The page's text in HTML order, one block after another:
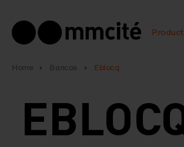
Home Bancos Eblocq